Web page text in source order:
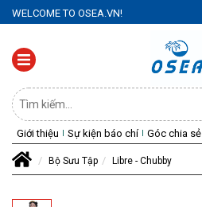
WELCOME TO OSEA.VN!
Giới thiệu Sự kiện báo chí Góc chia sẻ
Bộ Sưu Tập Libre - Chubby